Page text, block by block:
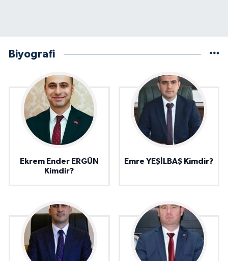
Biyografi
Ekrem Ender ERGÜN
Kimdir?
Emre YEŞİLBAŞ Kimdir?